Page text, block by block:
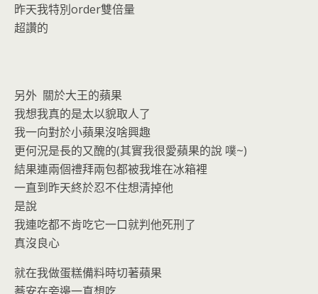
昨天我特別order雙倍量
超讚的
另外 關於大王的蘋果
我想我真的是太以貌取人了
我一向對於小蘋果沒啥興趣
更何況是長的又醜的(其實我很愛蘋果的說 噗~)
結果連兩個禮拜兩包都被我堆在冰箱裡
一直到昨天終於忍不住想清掉他
是說
我連吃都不肯吃它一口就判他死刑了
真沒良心
就在我做蛋糕備料時切著蘋果